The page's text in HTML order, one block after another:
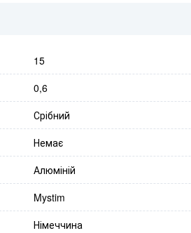
15
0,6
Срібний
Немає
Алюміній
Mystim
Німеччина